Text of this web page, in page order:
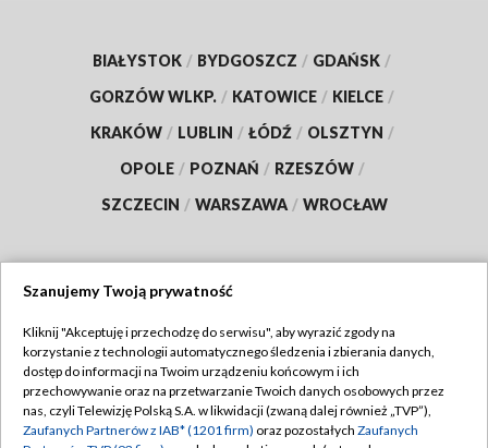
BIAŁYSTOK / BYDGOSZCZ / GDAŃSK /
GORZÓW WLKP. / KATOWICE / KIELCE /
KRAKÓW / LUBLIN / ŁÓDŹ / OLSZTYN /
OPOLE / POZNAŃ / RZESZÓW /
SZCZECIN / WARSZAWA / WROCŁAW
TVP
Abonament TVP
Emisja w TVP
Regulamin TVP
Polityka prywatności
Szanujemy Twoją prywatność
Kliknij "Akceptuję i przechodzę do serwisu", aby wyrazić zgody na
korzystanie z technologii automatycznego śledzenia i zbierania danych,
dostęp do informacji na Twoim urządzeniu końcowym i ich
przechowywanie oraz na przetwarzanie Twoich danych osobowych przez
nas, czyli Telewizję Polską S.A. w likwidacji (zwaną dalej również „TVP”),
Zaufanych Partnerów z IAB* (1201 firm) oraz pozostałych Zaufanych